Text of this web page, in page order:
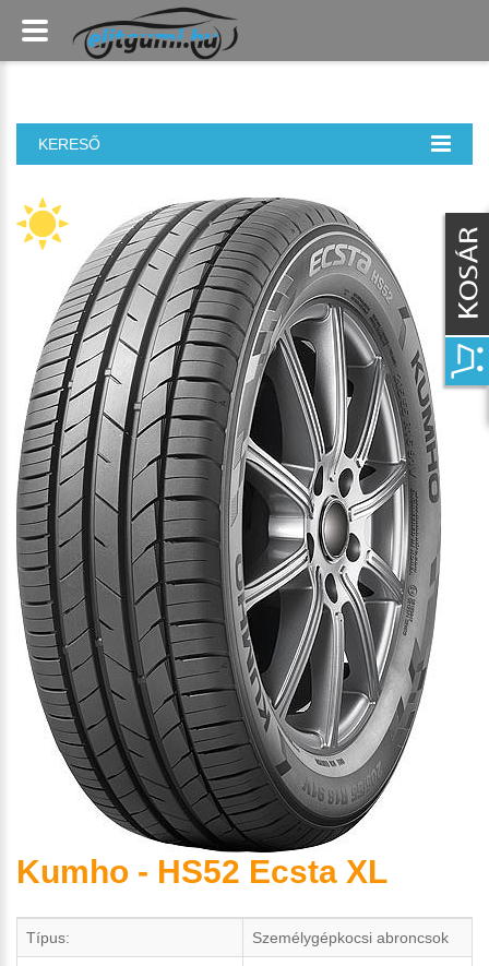
KERESŐ
Kumho - HS52 Ecsta XL
Típus: Személygépkocsi abroncsok